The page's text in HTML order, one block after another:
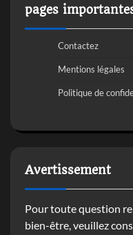
pages
Contactez
Mentions légales
Politique de
Avertissement
Pour toute question
bien-être, veuillez